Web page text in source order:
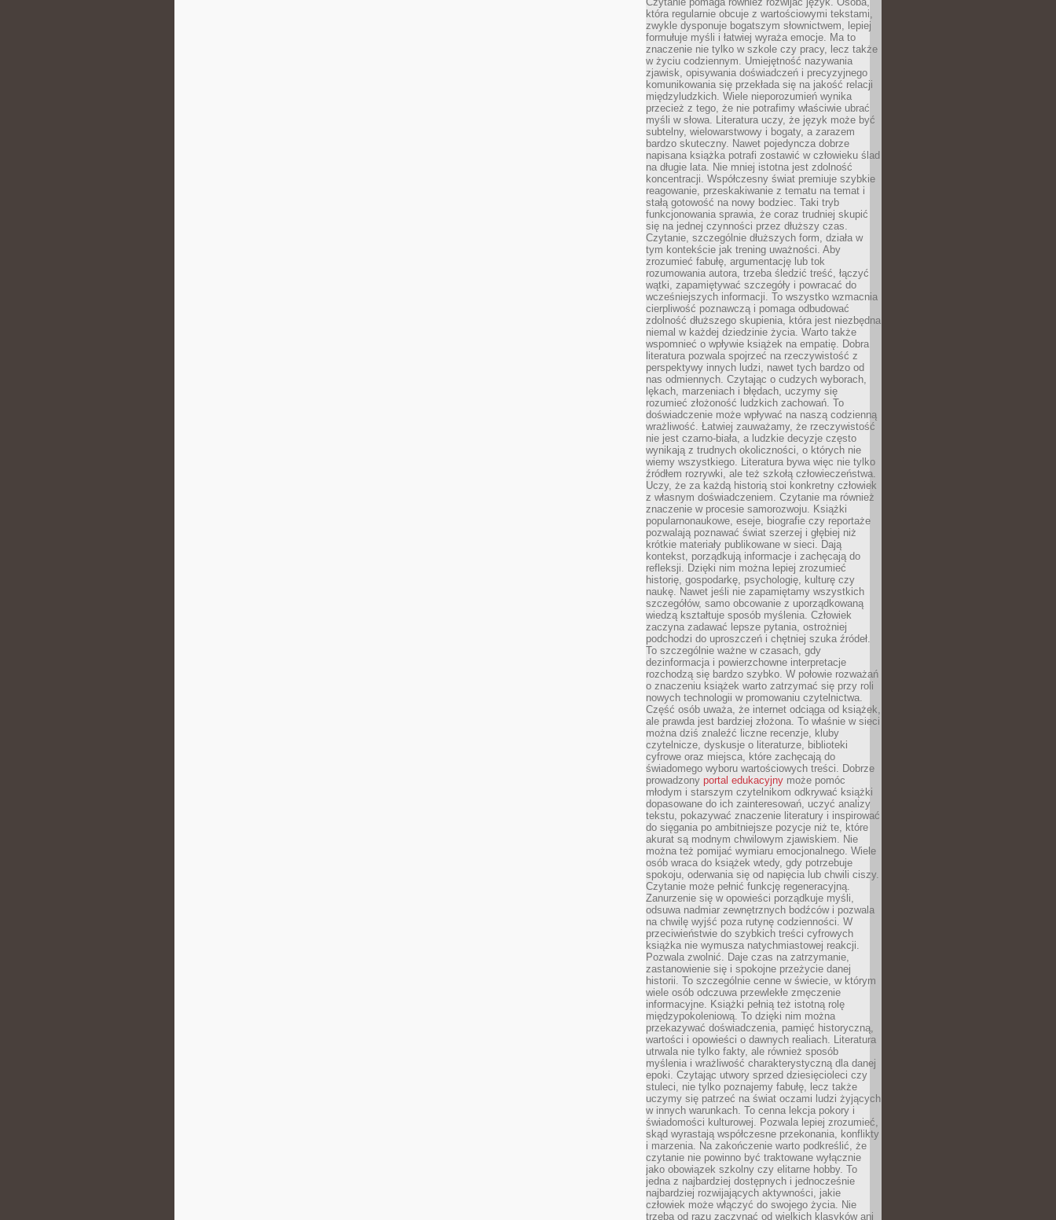
która regularnie obcuje z wartościowymi tekstami,
zwykle dysponuje bogatszym słownictwem, lepiej
formułuje myśli i łatwiej wyraża emocje. Ma to
znaczenie nie tylko w szkole czy pracy, lecz także
w życiu codziennym. Umiejętność nazywania
zjawisk, opisywania doświadczeń i precyzyjnego
komunikowania się przekłada się na jakość relacji
międzyludzkich. Wiele nieporozumień wynika
przecież z tego, że nie potrafimy właściwie ubrać
myśli w słowa. Literatura uczy, że język może być
subtelny, wielowarstwowy i bogaty, a zarazem
bardzo skuteczny. Nawet pojedyncza dobrze
napisana książka potrafi zostawić w człowieku ślad
na długie lata. Nie mniej istotna jest zdolność
koncentracji. Współczesny świat premiuje szybkie
reagowanie, przeskakiwanie z tematu na temat i
stałą gotowość na nowy bodziec. Taki tryb
funkcjonowania sprawia, że coraz trudniej skupić
się na jednej czynności przez dłuższy czas.
Czytanie, szczególnie dłuższych form, działa w
tym kontekście jak trening uważności. Aby
zrozumieć fabułę, argumentację lub tok
rozumowania autora, trzeba śledzić treść, łączyć
wątki, zapamiętywać szczegóły i powracać do
wcześniejszych informacji. To wszystko wzmacnia
cierpliwość poznawczą i pomaga odbudować
zdolność dłuższego skupienia, która jest niezbędna
niemal w każdej dziedzinie życia. Warto także
wspomnieć o wpływie książek na empatię. Dobra
literatura pozwala spojrzeć na rzeczywistość z
perspektywy innych ludzi, nawet tych bardzo od
nas odmiennych. Czytając o cudzych wyborach,
lękach, marzeniach i błędach, uczymy się
rozumieć złożoność ludzkich zachowań. To
doświadczenie może wpływać na naszą codzienną
wrażliwość. Łatwiej zauważamy, że rzeczywistość
nie jest czarno-biała, a ludzkie decyzje często
wynikają z trudnych okoliczności, o których nie
wiemy wszystkiego. Literatura bywa więc nie tylko
źródłem rozrywki, ale też szkołą człowieczeństwa.
Uczy, że za każdą historią stoi konkretny człowiek
z własnym doświadczeniem. Czytanie ma również
znaczenie w procesie samorozwoju. Książki
popularnonaukowe, eseje, biografie czy reportaże
pozwalają poznawać świat szerzej i głębiej niż
krótkie materiały publikowane w sieci. Dają
kontekst, porządkują informacje i zachęcają do
refleksji. Dzięki nim można lepiej zrozumieć
historię, gospodarkę, psychologię, kulturę czy
naukę. Nawet jeśli nie zapamiętamy wszystkich
szczegółów, samo obcowanie z uporządkowaną
wiedzą kształtuje sposób myślenia. Człowiek
zaczyna zadawać lepsze pytania, ostrożniej
podchodzi do uproszczeń i chętniej szuka źródeł.
To szczególnie ważne w czasach, gdy
dezinformacja i powierzchowne interpretacje
rozchodzą się bardzo szybko. W połowie rozważań
o znaczeniu książek warto zatrzymać się przy roli
nowych technologii w promowaniu czytelnictwa.
Część osób uważa, że internet odciąga od książek,
ale prawda jest bardziej złożona. To właśnie w sieci
można dziś znaleźć liczne recenzje, kluby
czytelnicze, dyskusje o literaturze, biblioteki
cyfrowe oraz miejsca, które zachęcają do
świadomego wyboru wartościowych treści. Dobrze
prowadzony portal edukacyjny może pomóc
młodym i starszym czytelnikom odkrywać książki
dopasowane do ich zainteresowań, uczyć analizy
tekstu, pokazywać znaczenie literatury i inspirować
do sięgania po ambitniejsze pozycje niż te, które
akurat są modnym chwilowym zjawiskiem. Nie
można też pomijać wymiaru emocjonalnego. Wiele
osób wraca do książek wtedy, gdy potrzebuje
spokoju, oderwania się od napięcia lub chwili ciszy.
Czytanie może pełnić funkcję regeneracyjną.
Zanurzenie się w opowieści porządkuje myśli,
odsuwa nadmiar zewnętrznych bodźców i pozwala
na chwilę wyjść poza rutynę codzienności. W
przeciwieństwie do szybkich treści cyfrowych
książka nie wymusza natychmiastowej reakcji.
Pozwala zwolnić. Daje czas na zatrzymanie,
zastanowienie się i spokojne przeżycie danej
historii. To szczególnie cenne w świecie, w którym
wiele osób odczuwa przewlekłe zmęczenie
informacyjne. Książki pełnią też istotną rolę
międzypokoleniową. To dzięki nim można
przekazywać doświadczenia, pamięć historyczną,
wartości i opowieści o dawnych realiach. Literatura
utrwala nie tylko fakty, ale również sposób
myślenia i wrażliwość charakterystyczną dla danej
epoki. Czytając utwory sprzed dziesięcioleci czy
stuleci, nie tylko poznajemy fabułę, lecz także
uczymy się patrzeć na świat oczami ludzi żyjących
w innych warunkach. To cenna lekcja pokory i
świadomości kulturowej. Pozwala lepiej zrozumieć,
skąd wyrastają współczesne przekonania, konflikty
i marzenia. Na zakończenie warto podkreślić, że
czytanie nie powinno być traktowane wyłącznie
jako obowiązek szkolny czy elitarne hobby. To
jedna z najbardziej dostępnych i jednocześnie
najbardziej rozwijających aktywności, jakie
człowiek może włączyć do swojego życia. Nie
trzeba od razu zaczynać od wielkich klasyków ani